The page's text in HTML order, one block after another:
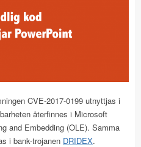
CVE-2017-0199 utnyttjas i
återfinnes i Microsoft
and Embedding (OLE). Samma
i bank-trojanen DRIDEX.